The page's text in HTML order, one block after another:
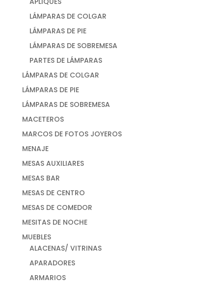
LÁMPARAS DE COLGAR
LÁMPARAS DE PIE
LÁMPARAS DE SOBREMESA
PARTES DE LÁMPARAS
LÁMPARAS DE COLGAR
LÁMPARAS DE PIE
LÁMPARAS DE SOBREMESA
MACETEROS
MARCOS DE FOTOS JOYEROS
MENAJE
MESAS AUXILIARES
MESAS BAR
MESAS DE CENTRO
MESAS DE COMEDOR
MESITAS DE NOCHE
MUEBLES
ALACENAS/ VITRINAS
APARADORES
ARMARIOS